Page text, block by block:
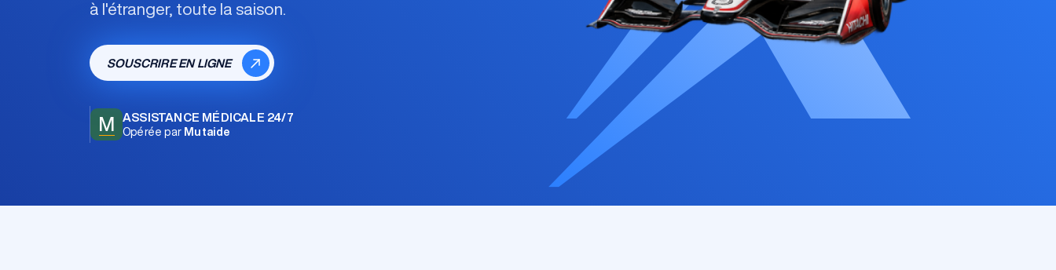
à l'étranger, toute la saison.
SOUSCRIRE EN LIGNE
M ASSISTANCE MÉDICALE 24/7
Opérée par Mutaide